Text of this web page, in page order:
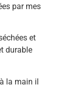
par mes
et
durable
la main il